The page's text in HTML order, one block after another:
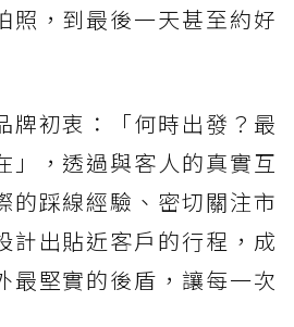
照，到最後一天甚至約好
牌初衷：「何時出發？最
」，透過與客人的真實互
的踩線經驗、密切關注市
計出貼近客戶的行程，成
最堅實的後盾，讓每一次